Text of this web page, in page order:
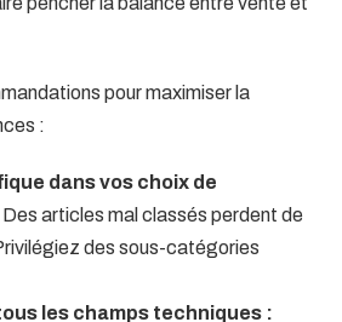
pour maximiser la
:
dans vos choix de
Des articles mal classés perdent de
des sous-catégories
les champs techniques :